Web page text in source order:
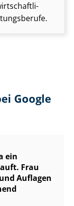
Google
ein
Frau
Auflagen